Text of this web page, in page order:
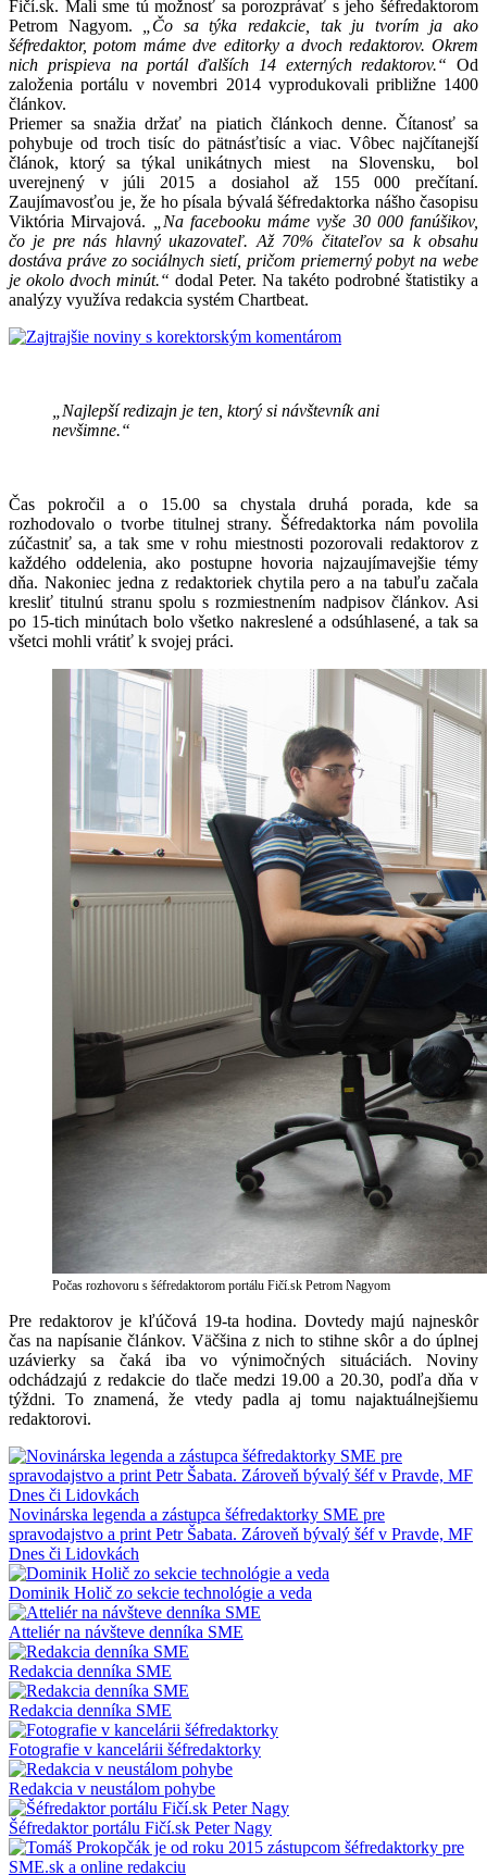
Fičí.sk. Mali sme tú možnosť sa porozprávať s jeho šéfredaktorom
Petrom Nagyom.
„Čo sa týka redakcie, tak ju tvorím ja ako
šéfredaktor, potom máme dve editorky a dvoch redaktorov. Okrem
nich prispieva na portál ďalších 14 externých redaktorov.“ Od
založenia portálu v novembri 2014 vyprodukovali približne 1400
článkov.
Priemer sa snažia držať na piatich článkoch denne. Čítanosť sa
pohybuje od troch tisíc do pätnásťtisíc a viac. Vôbec najčítanejší
článok, ktorý sa týkal unikátnych miest na Slovensku, bol
uverejnený v júli 2015 a dosiahol až 155 000 prečítaní.
Zaujímavosťou je, že ho písala bývalá šéfredaktorka nášho časopisu
Viktória Mirvajová. „Na facebooku máme vyše 30 000 fanúšikov,
čo je pre nás hlavný ukazovateľ. Až 70% čitateľov sa k obsahu
dostáva práve zo sociálnych sietí, pričom priemerný pobyt na webe
je okolo dvoch minút.“ dodal Peter. Na takéto podrobné štatistiky a
analýzy využíva redakcia systém Chartbeat.
„Najlepší redizajn je ten, ktorý si návštevník ani
nevšimne.“
Čas pokročil a o 15.00 sa chystala druhá porada, kde sa
rozhodovalo o tvorbe titulnej strany. Šéfredaktorka nám povolila
zúčastniť sa, a tak sme v rohu miestnosti pozorovali redaktorov z
každého oddelenia, ako postupne hovoria najzaujímavejšie témy
dňa. Nakoniec jedna z redaktoriek chytila pero a na tabuľu začala
kresliť titulnú stranu spolu s rozmiestnením nadpisov článkov. Asi
po 15-tich minútach bolo všetko nakreslené a odsúhlasené, a tak sa
všetci mohli vrátiť k svojej práci.
Počas rozhovoru s šéfredaktorom portálu Fičí.sk Petrom Nagyom
Pre redaktorov je kľúčová 19-ta hodina. Dovtedy majú najneskôr
čas na napísanie článkov. Väčšina z nich to stihne skôr a do úplnej
uzávierky sa čaká iba vo výnimočných situáciách. Noviny
odchádzajú z redakcie do tlače medzi 19.00 a 20.30, podľa dňa v
týždni. To znamená, že vtedy padla aj tomu najaktuálnejšiemu
redaktorovi.
Novinárska legenda a zástupca šéfredaktorky SME pre
spravodajstvo a print Petr Šabata. Zároveň bývalý šéf v Pravde, MF
Dnes či Lidovkách
Dominik Holič zo sekcie technológie a veda
Atteliér na návšteve denníka SME
Redakcia denníka SME
Redakcia denníka SME
Fotografie v kancelárii šéfredaktorky
Redakcia v neustálom pohybe
Šéfredaktor portálu Fičí.sk Peter Nagy